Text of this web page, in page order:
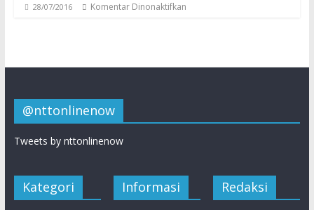
28/07/2016 Komentar Dinonaktifkan
@nttonlinenow
Tweets by nttonlinenow
Kategori Informasi Redaksi